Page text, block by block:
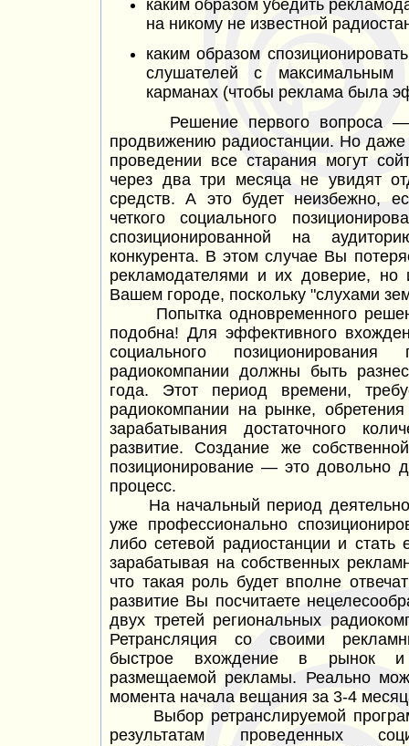
каким образом убедить
на никому не известной
каким образом
слушателей с
карманах (чтобы реклама была
Решение первого вопроса —
продвижению радиостанции. Но
проведении все старания могут
через два три месяца не увидят
средств. А это будет неизбежно,
четкого социального
спозиционированной на
конкурента. В этом случае Вы
рекламодателями и их доверие, но
Вашем городе, поскольку "слухами
Попытка одновременного
подобна! Для эффективного
социального
радиокомпании должны быть
года. Этот период времени,
радиокомпании на рынке,
зарабатывания достаточного
развитие. Создание же
позиционирование — это довольно
процесс.
На начальный период
уже профессионально
либо сетевой радиостанции и стать
зарабатывая на собственных
что такая роль будет вполне
развитие Вы посчитаете
двух третей региональных
Ретрансляция со своими
быстрое вхождение в рынок и
размещаемой рекламы. Реально
момента начала вещания за 3-4
Выбор ретранслируемой
результатам проведенных